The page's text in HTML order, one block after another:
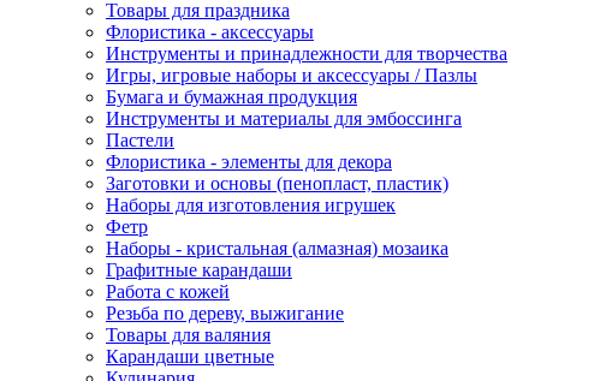
Товары для праздника
Флористика - аксессуары
Инструменты и принадлежности для творчества
Игры, игровые наборы и аксессуары / Пазлы
Бумага и бумажная продукция
Инструменты и материалы для эмбоссинга
Пастели
Флористика - элементы для декора
Заготовки и основы (пенопласт, пластик)
Наборы для изготовления игрушек
Фетр
Наборы - кристальная (алмазная) мозаика
Графитные карандаши
Работа с кожей
Резьба по дереву, выжигание
Товары для валяния
Карандаши цветные